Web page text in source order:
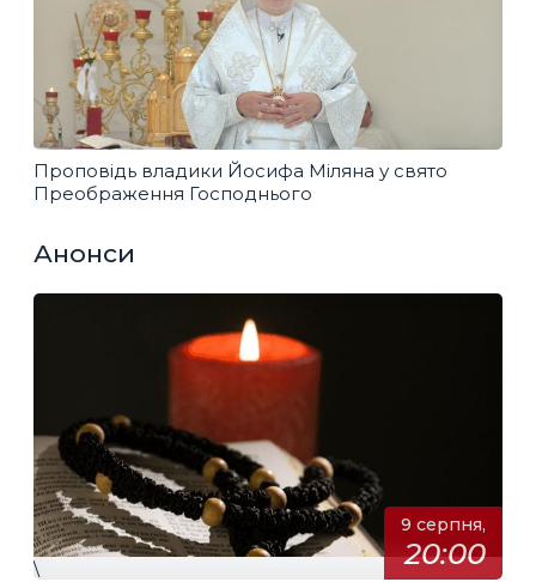
Проповідь владики Йосифа Міляна у свято
Преображення Господнього
Анонси
9 серпня,
20:00
\